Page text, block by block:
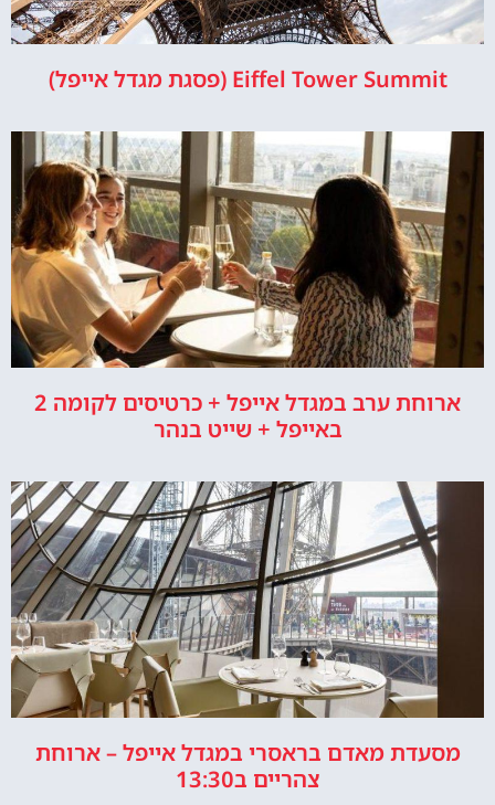
Eiffel Tower Summit (פסגת מגדל אייפל)
ארוחת ערב במגדל אייפל + כרטיסים לקומה 2
באייפל + שייט בנהר
מסעדת מאדם בראסרי במגדל אייפל – ארוחת
צהריים ב13:30